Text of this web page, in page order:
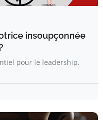
insoupçonnée
pour le leadership.